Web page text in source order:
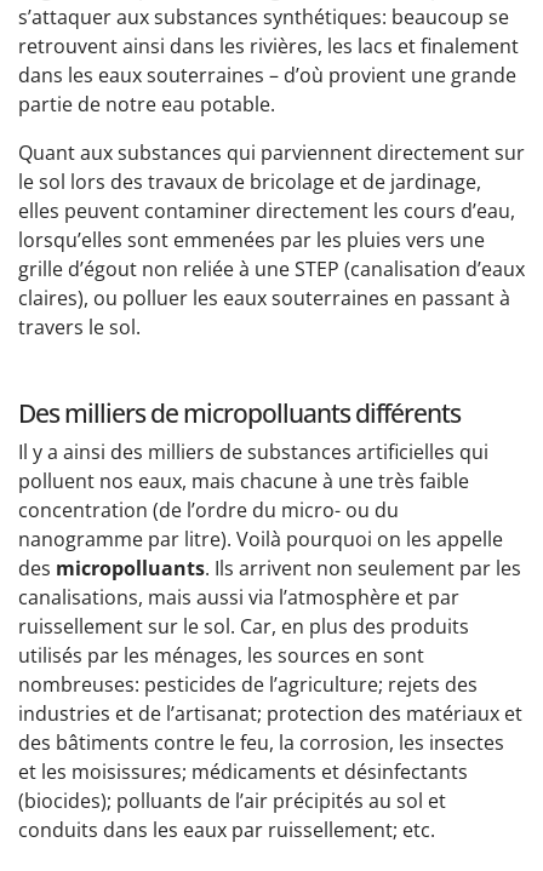
s’attaquer aux substances synthétiques: beaucoup se
retrouvent ainsi dans les rivières, les lacs et finalement
dans les eaux souterraines – d’où provient une grande
partie de notre eau potable.
Quant aux substances qui parviennent directement sur
le sol lors des travaux de bricolage et de jardinage,
elles peuvent contaminer directement les cours d’eau,
lorsqu’elles sont emmenées par les pluies vers une
grille d’égout non reliée à une STEP (canalisation d’eaux
claires), ou polluer les eaux souterraines en passant à
travers le sol.
Des milliers de micropolluants différents
Il y a ainsi des milliers de substances artificielles qui
polluent nos eaux, mais chacune à une très faible
concentration (de l’ordre du micro- ou du
nanogramme par litre). Voilà pourquoi on les appelle
des micropolluants. Ils arrivent non seulement par les
canalisations, mais aussi via l’atmosphère et par
ruissellement sur le sol. Car, en plus des produits
utilisés par les ménages, les sources en sont
nombreuses: pesticides de l’agriculture; rejets des
industries et de l’artisanat; protection des matériaux et
des bâtiments contre le feu, la corrosion, les insectes
et les moisissures; médicaments et désinfectants
(biocides); polluants de l’air précipités au sol et
conduits dans les eaux par ruissellement; etc.